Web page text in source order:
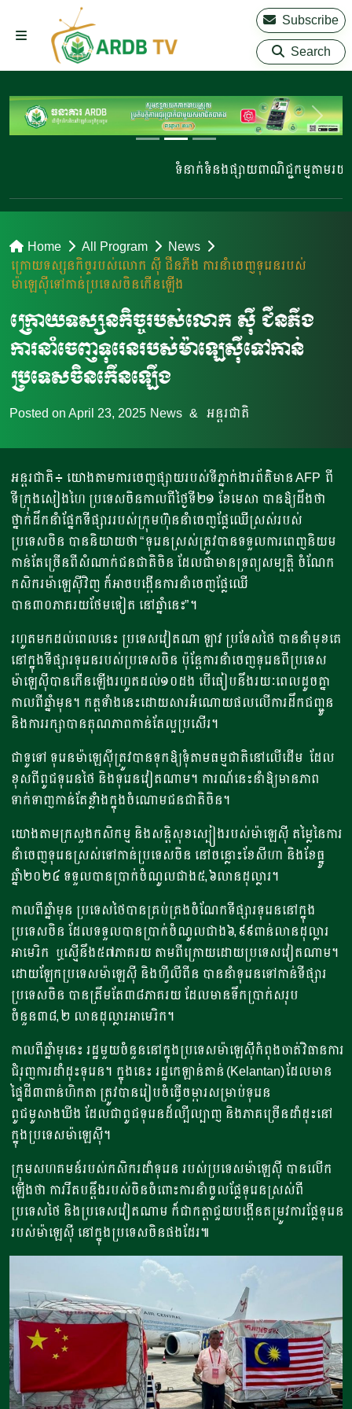
Subscribe
Search
ទំនាក់ទំនងផ្សាយពាណិជ្ជកម្មតាមរយៈ
Home All Program
News
ក្រោយទស្សនកិច្ចរបស់លោក ស៊ី ជីនភីង ​ការ​នាំ​ចេញ​ទុរេន​របស់​
ម៉ាឡេស៊ី​ទៅ​កាន់ប្រទេស​ចិន​កើន​ឡើង​
ក្រោយទស្សនកិច្ចរបស់លោក ស៊ី ជីនភីង ​
ការ​នាំ​ចេញ​ទុរេន​របស់​ម៉ាឡេស៊ី​ទៅ​កាន់
ប្រទេស​ចិន​កើន​ឡើង​
Posted on April 23, 2025 News & អន្តរជាតិ
អន្តរជាតិ៖ យោងតាមការចេញផ្សាយរបស់ទីភ្នាក់ងារព័ត៌មាន AFP ពី
ទីក្រុងសៀងហៃ ប្រទេសចិនកាលពីថ្ងៃទី២១ ខែមេសា បានឱ្យដឹងថា
ថ្នាក់ដឹកនាំផ្នែកទីផ្សាររបស់ក្រុមហ៊ុននាំចេញផ្លែឈើស្រស់របស់
ប្រទេសចិន បាននិយាយថា “ទុរេនស្រស់ត្រូវបានទទួលការពេញនិយម
កាន់តែច្រើនពីសំណាក់ជនជាតិចិន ដែលជាមានទ្រព្យសម្បត្តិ ចំណែក
កសិករម៉ាឡេស៊ីវិញ ក៏អាចបង្កើនការនាំចេញផ្លែឈើ
បាន៣០ភាគរយថែមទៀត នៅឆ្នាំនេះ”។
រហូត​មក​ដល់​ពេល​នេះ ប្រទេសវៀតណា ឡាវ ប្រទែសថៃ បាននាំមុខគេ
នៅក្នុងទីផ្សារទុរេនរបស់ប្រទេសចិន ប៉ុន្តែការនាំចេញទុរេនពីប្រទេស
ម៉ាឡេស៊ីបានកើនឡើងរហូតដល់១០ដង បើធៀបនឹងរយៈពេលដូចគ្នា
កាលពីឆ្នាំមុន។ កត្តទាំងនេះដោយ​សារ​អំណោយផលលើការដឹកជញ្ជូន
និងការរក្សាបានគុណភាពកាន់តែល្អប្រសើរ។
​ជាទូទៅ ទុរេន​ម៉ាឡេស៊ី​ត្រូវ​បាន​ទុក​ឱ្យ​ទុំ​តាម​ធម្មជាតិ​នៅ​លើ​ដើម​ ដែល
ខុសពីពូជទុរេនថៃ និងទុរេនវៀតណាម។ ការណ៍នេះនាំឱ្យមានភាព
ទាក់ទាញកាន់តែខ្លាំងក្នុងចំណោមជនជាតិចិន។
យោងតាមក្រសួងកសិកម្ម និងសន្តិសុខស្បៀងរបស់ម៉ាឡេស៊ី តម្លៃនៃការ
នាំចេញទុរេនស្រស់ទៅកាន់ប្រទេសចិន នៅចន្លោះខែសីហា និងខែធ្នូ
ឆ្នាំ២០២៤ ទទួលបានប្រាក់ចំណូលជាង៥,៦លានដុល្លារ។
កាល​ពី​ឆ្នាំ​មុន ប្រទេស​ថៃ​បាន​គ្រប់​គ្រង​ចំណែក​ទីផ្សារ​ទុរេន​នៅក្នុង​
ប្រទេស​ចិន ដែល​ទទួលបានប្រាក់ចំណូលជាង៦,៩៩ពាន់​លាន​ដុល្លារ​
អាមេរិក ឬស្មើនឹង៥៧ភាគរយ តាម​ពី​ក្រោយ​ដោយ​ប្រទេស​វៀតណាម។
ដោយឡែក​ប្រទេស​ម៉ាឡេស៊ី និង​ហ្វីលីពីន បាននាំទុរេនទៅកាន់ទីផ្សារ
ប្រទេសចិន បានត្រឹមតែ៣៨ភាគរយ ដែលមានទឹកប្រាក់សរុប​
ចំនួន៣៨,២ លាន​ដុល្លារអាមេរិក។
កាលពីឆ្នាំមុនេះ រដ្ឋមួយចំនួននៅក្នុងប្រទេសម៉ាឡេស៊ីកំពុងចាត់វិធានការ
ជំរុញការដាំដុះទុរេន។ ក្នុងនេះ រដ្ឋកេឡាន់តាន់ (Kelantan)ដែលមាន
ផ្ទៃដី៣ពាន់ហិកតា ត្រូវបានរៀបចំធ្វើចម្ការសម្រាប់ទុរេន
ពូជមូសាងឃីង ដែលជាពូជទុរេនដ៏ល្បីល្បាញ និងភាគច្រើនដាំដុះនៅ
ក្នុងប្រទេសម៉ាឡេស៊ី។
​ក្រុមសហគមន៍របស់កសិករដាំទុរេន របស់ប្រទេសម៉ាឡេស៊ី បានលើក
ឡើងថា ការរឹតបន្តឹងរបស់ចិនចំពោះការនាំចូលផ្លែទុរេនស្រស់ពី
ប្រទេសថៃ និងប្រទេសវៀតណាម ក៏ជាកត្តាជួយបង្កើនតម្រូវការផ្លែទុរេន
របស់ម៉ាឡេស៊ី នៅក្នុងប្រទេសចិនផងដែរ៕